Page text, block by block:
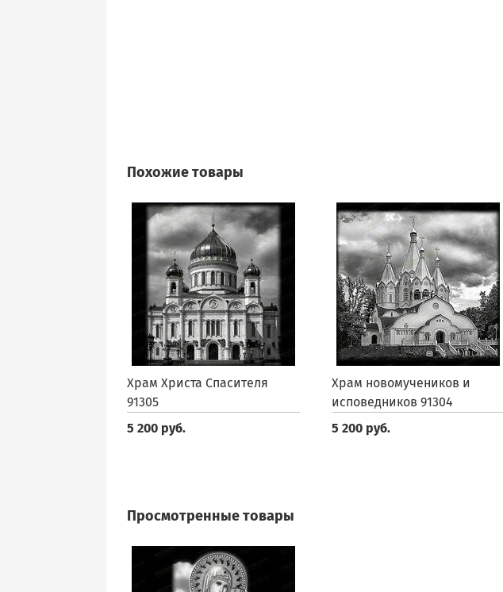
Похожие товары
Храм Христа Спасителя
91305
5 200 руб.
Храм новомучеников и
исповедников 91304
5 200 руб.
Просмотренные товары